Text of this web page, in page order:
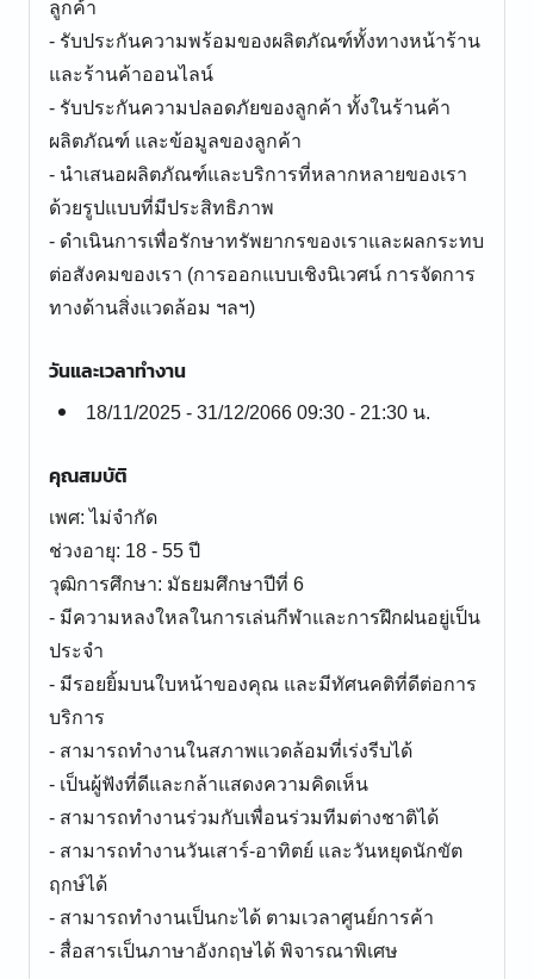
ลูกค้า
- รับประกันความพร้อมของผลิตภัณฑ์ทั้งทางหน้าร้าน
และร้านค้าออนไลน์
- รับประกันความปลอดภัยของลูกค้า ทั้งในร้านค้า
ผลิตภัณฑ์ และข้อมูลของลูกค้า
- นำเสนอผลิตภัณฑ์และบริการที่หลากหลายของเรา
ด้วยรูปแบบที่มีประสิทธิภาพ
- ดำเนินการเพื่อรักษาทรัพยากรของเราและผลกระทบ
ต่อสังคมของเรา (การออกแบบเชิงนิเวศน์ การจัดการ
ทางด้านสิ่งแวดล้อม ฯลฯ)
วันและเวลาทำงาน
18/11/2025 - 31/12/2066 09:30 - 21:30 น.
คุณสมบัติ
เพศ: ไม่จำกัด
ช่วงอายุ: 18 - 55 ปี
วุฒิการศึกษา: มัธยมศึกษาปีที่ 6
- มีความหลงใหลในการเล่นกีฬาและการฝึกฝนอยู่เป็น
ประจำ
- มีรอยยิ้มบนใบหน้าของคุณ และมีทัศนคติที่ดีต่อการ
บริการ
- สามารถทำงานในสภาพแวดล้อมที่เร่งรีบได้
- เป็นผู้ฟังที่ดีและกล้าแสดงความคิดเห็น
- สามารถทำงานร่วมกับเพื่อนร่วมทีมต่างชาติได้
- สามารถทำงานวันเสาร์-อาทิตย์ และวันหยุดนักขัต
ฤกษ์ได้
- สามารถทำงานเป็นกะได้ ตามเวลาศูนย์การค้า
- สื่อสารเป็นภาษาอังกฤษได้ พิจารณาพิเศษ